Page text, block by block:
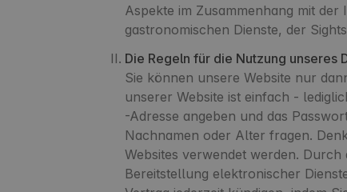
Aspekte im Zusammenhang mit
gastronomischen Dienste, der
Die Regeln für die Nutzung unseres
Sie können unsere Website nur
unserer Website ist einfach -
-Adresse angeben und das
Nachnamen oder Alter fragen.
Websites verwendet werden.
Bereitstellung elektronischer